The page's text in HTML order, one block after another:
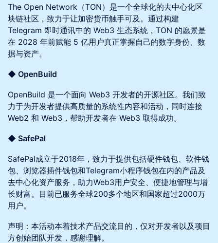
The Open Network（TON）是一个全球化的去中心化区
块链社区，致力于让加密货币触手可及。通过构建
Telegram 即时通讯中的 Web3 生态系统，TON 的愿景是
在 2028 年前赋能 5 亿用户真正掌握自己的数字身份、数
据与资产。
◆ OpenBuild
OpenBuild 是一个面向 Web3 开发者的开源社区。我们致
力于为开发者提供高质量的系统性内容和活动，同时连接
Web2 和 Web3，帮助开发者在 Web3 取得成功。
◆ SafePal
SafePal成立于2018年，致力于提供包括硬件钱包、软件钱
包、浏览器插件钱包和Telegram小程序钱包在内的产品及
去中心化资产服务，助力Web3用户安全、便捷地管理与增
长财富。目前已服务全球200多个地区和国家超过2000万
用户。
声明：本活动本着技术产品交流目的，仅对开发者以及项目
方创始团队开发，感谢理解。